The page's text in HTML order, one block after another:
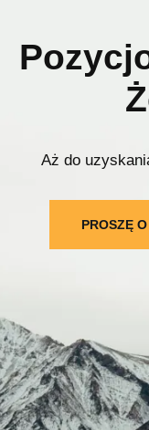
Aż do
PROSZĘ